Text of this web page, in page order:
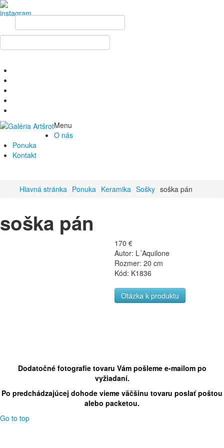
Menu
O nás
Ponuka
Kontakt
Hlavná stránka Ponuka Keramika Sošky soška pán
soška pán
170 €
Autor: L´Aquilone
Rozmer: 20 cm
Kód: K1836
Otázka k produktu
Dodatočné fotografie tovaru Vám pošleme e-mailom po
vyžiadaní.
Po predchádzajúcej dohode vieme väčšinu tovaru poslať poštou
alebo packetou.
Go to top